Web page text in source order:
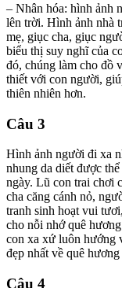
– Nhân hóa: hình ảnh
lên trời. Hình ảnh nhà
mẹ, giục cha, giục
biểu thị suy nghĩ của
đó, chúng làm cho đồ
thiết với con người,
thiên nhiên hơn.
Câu 3
Hình ảnh người đi xa
nhung da diết được
ngày. Lũ con trai chơi
cha căng cánh nỏ,
tranh sinh hoạt vui
cho nỗi nhớ quê
con xa xứ luôn hướng
đẹp nhất về quê
Câu 4